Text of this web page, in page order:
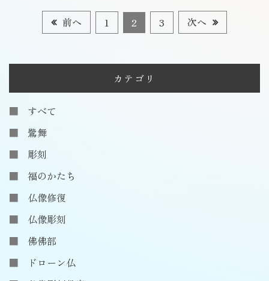
前へ 1 2 3 次へ
カテゴリ
すべて
鷺舞
彫刻
福のかたち
仏像修復
仏像彫刻
佛佛部
ドローン仏